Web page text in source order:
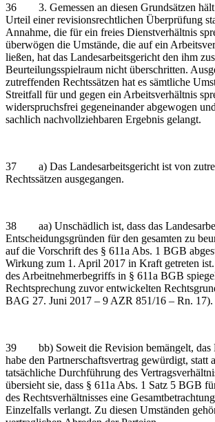
36 3. Gemessen an diesen Grundsätzen hält
Urteil einer revisionsrechtlichen Überprüfung
Annahme, die für ein freies Dienstverhältnis
überwögen die Umstände, die auf ein
ließen, hat das Landesarbeitsgericht den ihm
Beurteilungsspielraum nicht überschritten.
zutreffenden Rechtssätzen hat es sämtliche
Streitfall für und gegen ein Arbeitsverhältnis
widerspruchsfrei gegeneinander abgewogen
sachlich nachvollziehbaren Ergebnis gelangt.
37 a) Das Landesarbeitsgericht ist von
Rechtssätzen ausgegangen.
38 aa) Unschädlich ist, dass das
Entscheidungsgründen für den gesamten zu
auf die Vorschrift des § 611a Abs. 1 BGB
Wirkung zum 1. April 2017 in Kraft getreten
des Arbeitnehmerbegriffs in § 611a BGB
Rechtsprechung zuvor entwickelten
BAG 27. Juni 2017 – 9 AZR 851/16 – Rn. 17).
39 bb) Soweit die Revision bemängelt, das
habe den Partnerschaftsvertrag gewürdigt, statt
tatsächliche Durchführung des
übersieht sie, dass § 611a Abs. 1 Satz 5 BGB
des Rechtsverhältnisses eine
Einzelfalls verlangt. Zu diesen Umständen